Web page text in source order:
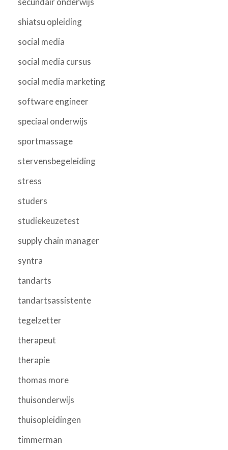
shiatsu opleiding
social media
social media cursus
social media marketing
software engineer
speciaal onderwijs
sportmassage
stervensbegeleiding
stress
studers
studiekeuzetest
supply chain manager
syntra
tandarts
tandartsassistente
tegelzetter
therapeut
therapie
thomas more
thuisonderwijs
thuisopleidingen
timmerman